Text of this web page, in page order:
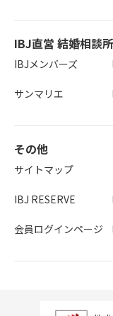
IBJ直営 結婚相談所
IBJメンバーズ
サンマリエ
その他
サイトマップ
IBJ RESERVE
会員ログインページ